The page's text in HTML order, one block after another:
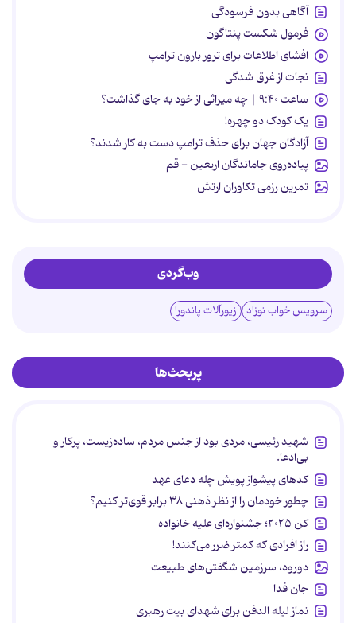
آگاهی بدون فرسودگی
فرمول شکست پنتاگون
افشای اطلاعات برای ترور بارون ترامپ
نجات از غرق شدگی
ساعت ۹:۴۰ | چه میراثی از خود به جای گذاشت؟
یک کودک دو چهره!
آزادگان جهان برای حذف ترامپ دست به کار شدند؟
پیاده‌روی جاماندگان اربعین - قم
تمرین رزمی تکاوران ارتش
وب‌گردی
سرویس خواب نوزاد زیورآلات پاندورا
پربحث‌ها
شهید رئیسی، مردی بود از جنس مردم، ساده‌زیست، پرکار و
بی‌ادعا.
کدهای پیشواز پویش چله دعای عهد
چطور خودمان را از نظر ذهنی ۳۸ برابر قوی‌تر کنیم؟
کن ۲۰۲۵؛ جشنواره‌ای علیه خانواده
راز افرادی که کمتر ضرر می‌کنند!
دورود، سرزمین شگفتی‌های طبیعت
جان فدا
نماز لیله الدفن برای شهدای بیت رهبری